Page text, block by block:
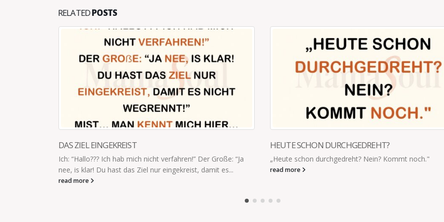
RELATEDPOSTS
HEUTE SCHON DURCHGEDREHT?
„Heute schon durchgedreht? Nein? Kommt noch."
read more
DANN MACHSTE WEITER
Und dann stehst du da und denkst: „Ach, schau an,
habe ich grad einen Nervenzusammenbruch, aber die